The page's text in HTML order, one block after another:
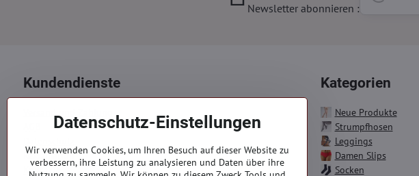
Newsletter abonnieren :
Kundendienste
Reklamation
Kontakte
Kategorien
Neue Produkte
Strumpfhosen
Leggings
Damen Slips
Socken
Datenschutz-Einstellungen
Wir verwenden Cookies, um Ihren Besuch auf dieser Website zu
verbessern, ihre Leistung zu analysieren und Daten über ihre